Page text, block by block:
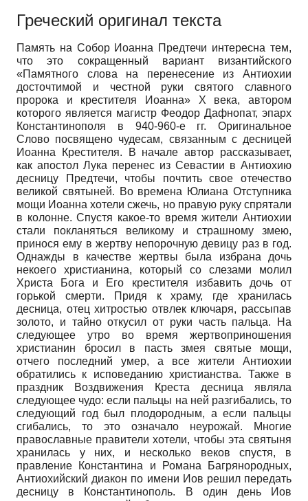
Греческий оригинал текста
Память на Собор Иоанна Предтечи интересна тем,
что это сокращенный вариант византийского
«Памятного слова на перенесение из Антиохии
досточтимой и честной руки святого славного
пророка и крестителя Иоанна» Х века, автором
которого является магистр Феодор Дафнопат, эпарх
Константинополя в 940-960-е гг. Оригинальное
Слово посвящено чудесам, связанным с десницей
Иоанна Крестителя. В начале автор рассказывает,
как апостол Лука перенес из Севастии в Антиохию
десницу Предтечи, чтобы почтить свое отечество
великой святыней. Во времена Юлиана Отступника
мощи Иоанна хотели сжечь, но правую руку спрятали
в колонне. Спустя какое-то время жители Антиохии
стали покланяться великому и страшному змею,
принося ему в жертву непорочную девицу раз в год.
Однажды в качестве жертвы была избрана дочь
некоего христианина, который со слезами молил
Христа Бога и Его крестителя избавить дочь от
горькой смерти. Придя к храму, где хранилась
десница, отец хитростью отвлек ключаря, рассыпав
золото, и тайно откусил от руки часть пальца. На
следующее утро во время жертвоприношения
христианин бросил в пасть змея святые мощи,
отчего последний умер, а все жители Антиохии
обратились к исповеданию христианства. Также в
праздник Воздвижения Креста десница являла
следующее чудо: если пальцы на ней разгибались, то
следующий год был плодородным, а если пальцы
сгибались, то это означало неурожай. Многие
православные правители хотели, чтобы эта святыня
хранилась у них, и несколько веков спустя, в
правление Константина и Романа Багрянородных,
Антиохийский диакон по имени Иов решил передать
десницу в Константинополь. В один день Иов